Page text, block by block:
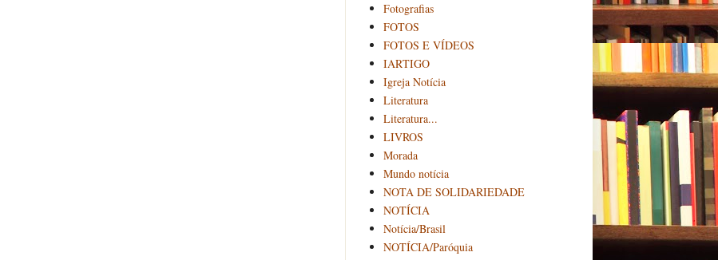
Fotografias
FOTOS
FOTOS E VÍDEOS
IARTIGO
Igreja Notícia
Literatura
Literatura...
LIVROS
Morada
Mundo notícia
NOTA DE SOLIDARIEDADE
NOTÍCIA
Notícia/Brasil
NOTÍCIA/Paróquia